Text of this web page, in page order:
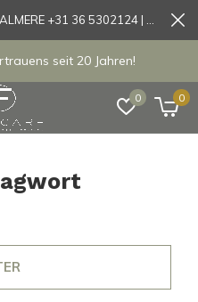
0 0
seit 20 Jahren!